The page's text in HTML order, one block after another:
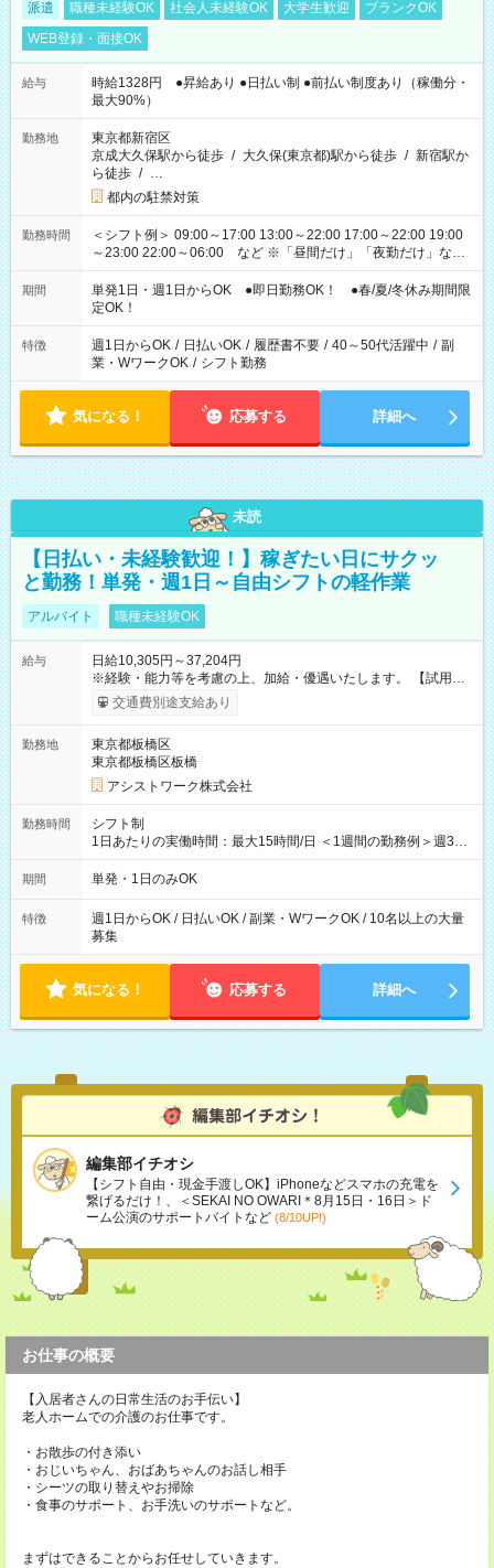
派遣 職種未経験OK 社会人未経験OK 大学生歓迎
ブランクOK
WEB登録・面接OK
給与
時給1328円 ●昇給あり ●日払い制 ●前払い制度あり（稼働分・
最大90%）
勤務地
東京都新宿区
京成大久保駅から徒歩 / 大久保(東京都)駅から徒歩 / 新宿駅か
ら徒歩 / …
都内の駐禁対策
勤務時間
＜シフト例＞ 09:00～17:00 13:00～22:00 17:00～22:00 19:00
～23:00 22:00～06:00 など ※「昼間だけ」「夜勤だけ」など
の希望OK
期間
単発1日・週1日からOK ●即日勤務OK！ ●春/夏/冬休み期間限
定OK！
特徴 週1日からOK / 日払いOK / 履歴書不要 / 40～50代活躍中 / 副
業・WワークOK / シフト勤務
気になる！ 応募する 詳細へ
未読
【日払い・未経験歓迎！】稼ぎたい日にサクッ
と勤務！単発・週1日～自由シフトの軽作業
アルバイト 職種未経験OK
給与
日給10,305円～37,204円
※経験・能力等を考慮の上、加給・優遇いたします。 【試用期
間】試用期間なし
交通費別途支給あり
勤務地
東京都板橋区
東京都板橋区板橋
アシストワーク株式会社
勤務時間
シフト制
1日あたりの実働時間：最大15時間/日 ＜1週間の勤務例＞週3回
勤務 勤務：月・水・金 休み：火・木・土・日 好きな時にお仕事
可能です！ ※1日あたりの最大実働時間は日勤、夜勤共に勤務し
期間 単発・1日のみOK
特徴
週1日からOK / 日払いOK / 副業・WワークOK / 10名以上の大量
募集
気になる！ 応募する 詳細へ
編集部イチオシ
【シフト自由・現金手渡しOK】iPhoneなどスマホの充電を
繋げるだけ！、＜SEKAI NO OWARI＊8月15日・16日＞ド
ーム公演のサポートバイトなど (8/10UP!)
お仕事の概要
【入居者さんの日常生活のお手伝い】
老人ホームでの介護のお仕事です。
・お散歩の付き添い
・おじいちゃん、おばあちゃんのお話し相手
・シーツの取り替えやお掃除
・食事のサポート、お手洗いのサポートなど。
まずはできることからお任せしていきます。